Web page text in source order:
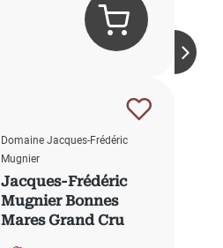
Domaine Jacques-Frédéric
Mugnier
Jacques-Frédéric
Mugnier Bonnes
Mares Grand Cru